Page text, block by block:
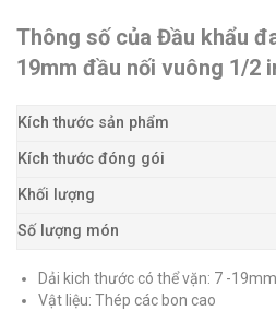
Thông số của Đầu khẩu
19mm đầu nối vuông 1/2
Kích thước sản phẩm
Kích thước đóng gói
Khối lượng
Số lượng món
Dải kich thước có thể vặn: 7 -19mm
Vật liệu: Thép các bon cao